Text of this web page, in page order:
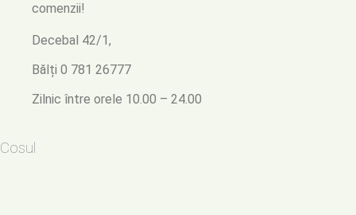
comenzii!
Decebal 42/1,
Bălți 0 781 26777
Zilnic între orele 10.00 – 24.00
Cosul